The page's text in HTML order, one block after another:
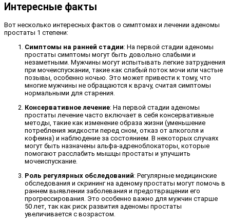
Интересные факты
Вот несколько интересных фактов о симптомах и лечении аденомы
простаты 1 степени:
Симптомы на ранней стадии: На первой стадии аденомы
простаты симптомы могут быть довольно слабыми и
незаметными. Мужчины могут испытывать легкие затруднения
при мочеиспускании, такие как слабый поток мочи или частые
позывы, особенно ночью. Это может привести к тому, что
многие мужчины не обращаются к врачу, считая симптомы
нормальными для старения.
Консервативное лечение: На первой стадии аденомы
простаты лечение часто включает в себя консервативные
методы, такие как изменение образа жизни (уменьшение
потребления жидкости перед сном, отказ от алкоголя и
кофеина) и наблюдение за состоянием. В некоторых случаях
могут быть назначены альфа-адреноблокаторы, которые
помогают расслабить мышцы простаты и улучшить
мочеиспускание.
Роль регулярных обследований: Регулярные медицинские
обследования и скрининг на аденому простаты могут помочь в
раннем выявлении заболевания и предотвращении его
прогрессирования. Это особенно важно для мужчин старше
50 лет, так как риск развития аденомы простаты
увеличивается с возрастом.